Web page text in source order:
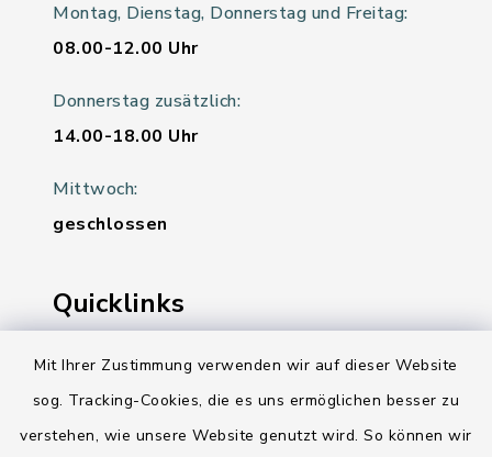
Mit Ihrer Zustimmung verwenden wir auf dieser Website
sog. Tracking-Cookies, die es uns ermöglichen besser zu
verstehen, wie unsere Website genutzt wird. So können wir
Montag, Dienstag, Donnerstag und Freitag:
08.00-12.00 Uhr
Donnerstag zusätzlich:
14.00-18.00 Uhr
Mittwoch:
geschlossen
Quicklinks
Ihre Behördennummer 115
Landesregierung Schleswig-Holstein